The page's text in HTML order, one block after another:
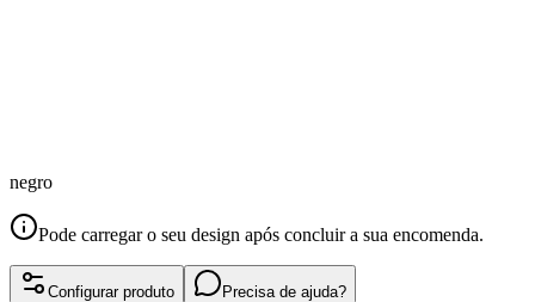
negro
Pode carregar o seu design após concluir a sua encomenda.
Configurar produto Precisa de ajuda?